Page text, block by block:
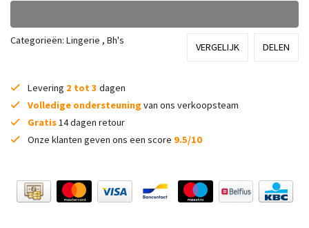
Categorieën: Lingerie , Bh's
VERGELIJK DELEN
Levering 2 tot 3 dagen
Volledige ondersteuning van ons verkoopsteam
Gratis14 dagen retour
Onze klanten geven ons een score 9.5/10